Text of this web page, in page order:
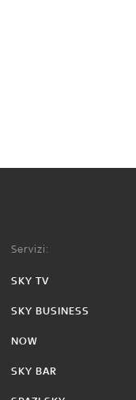
Servizi:
SKY TV
SKY BUSINESS
NOW
SKY BAR